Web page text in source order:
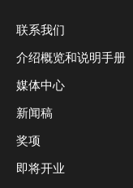
联系我们
介绍概览和说明手册
媒体中心
新闻稿
奖项
即将开业